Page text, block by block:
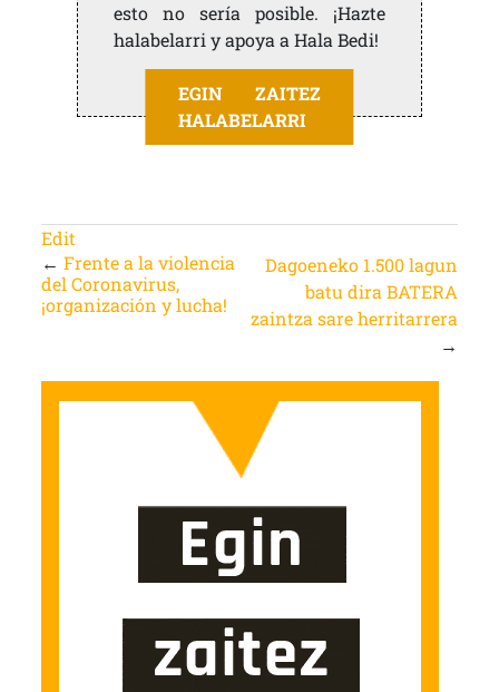
esto no sería posible. ¡Hazte
halabelarri y apoya a Hala Bedi!
EGIN ZAITEZ
HALABELARRI
Edit
← Frente a la violencia
del Coronavirus,
¡organización y lucha!
Dagoeneko 1.500 lagun
batu dira BATERA
zaintza sare herritarrera
→